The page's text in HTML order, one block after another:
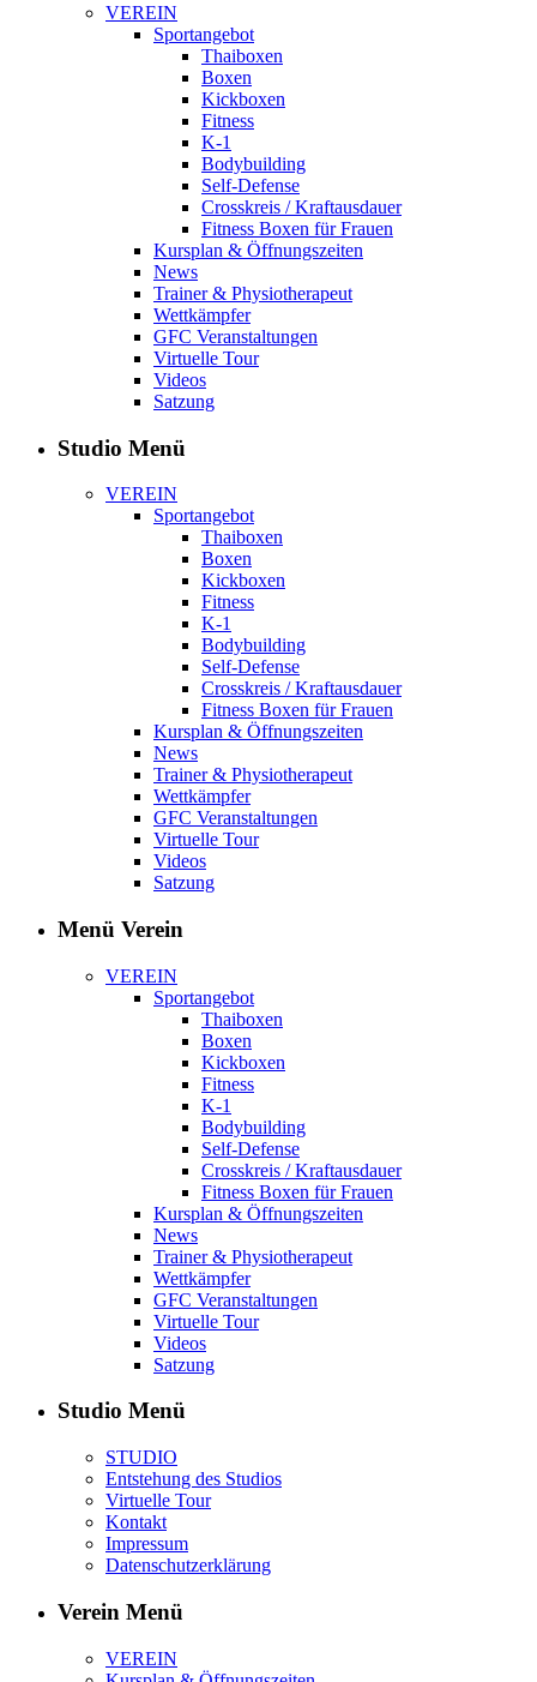
VEREIN
Sportangebot
Thaiboxen
Boxen
Kickboxen
Fitness
K-1
Bodybuilding
Self-Defense
Crosskreis / Kraftausdauer
Fitness Boxen für Frauen
Kursplan & Öffnungszeiten
News
Trainer & Physiotherapeut
Wettkämpfer
GFC Veranstaltungen
Virtuelle Tour
Videos
Satzung
Studio Menü
VEREIN
Sportangebot
Thaiboxen
Boxen
Kickboxen
Fitness
K-1
Bodybuilding
Self-Defense
Crosskreis / Kraftausdauer
Fitness Boxen für Frauen
Kursplan & Öffnungszeiten
News
Trainer & Physiotherapeut
Wettkämpfer
GFC Veranstaltungen
Virtuelle Tour
Videos
Satzung
Menü Verein
VEREIN
Sportangebot
Thaiboxen
Boxen
Kickboxen
Fitness
K-1
Bodybuilding
Self-Defense
Crosskreis / Kraftausdauer
Fitness Boxen für Frauen
Kursplan & Öffnungszeiten
News
Trainer & Physiotherapeut
Wettkämpfer
GFC Veranstaltungen
Virtuelle Tour
Videos
Satzung
Studio Menü
STUDIO
Entstehung des Studios
Virtuelle Tour
Kontakt
Impressum
Datenschutzerklärung
Verein Menü
VEREIN